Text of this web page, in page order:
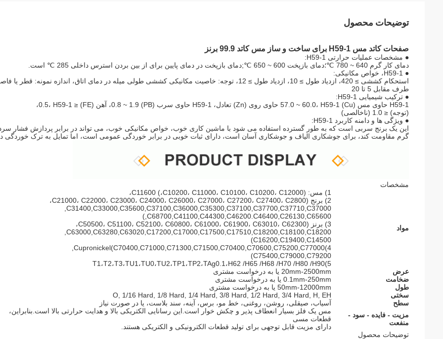
توضیحات محصول
صفحات کاتد مس H59-1 برای ساخت و ساز مس کاتد 99.9 برنز
● مشخصات عملیات حرارتی H59-1:
دمای کار گرم 640 ~ 780 ℃؛دمای بازپخت 600 ~ 650 ℃;دمای بازپخت در دمای پایین برای از بین بردن استرس داخلی 285 ℃ است.
● H59-1، خواص مکانیکی:
استحکام کششی ≥ 420، ازدیاد طول ≥ 10، ازدیاد طول ≥ 12، توجه: خاصیت مکانیکی کششی طولی میله در دمای اتاق، اندازه نمونه: قطر یا
طرف مقابل 5 تا 20
● ترکیب شیمیایی H59-1:
H59-1 حاوی مس (Cu) 57.0 ~ 60.0، H59-1 حاوی روی (Zn) تعادل، H59-1 حاوی سرب (PB) 0.8 ~ 1.9، آهن (FE) ≤ 0.5، H59-1،
(توجه) ≤ 1.0 (ناخالصی)
● ویژگی ها و دامنه کاربرد H59-1:
این یک برنج سربی است که به طور گسترده استفاده می شود با ماشین کاری خوب، خواص مکانیکی خوب، می تواند در برابر پردازش فشار
گرم مقاومت کند، برای جوشکاری الیاف و جوشکاری آسان است، دارای ثبات خوبی در برابر خوردگی عمومی است، اما تمایل به ترک خوردگی
مشخصات
مواد
1) مس: (C10200، C11000، C10100، C10200، C12000،) C11600،
2) برنج (C21000، C22000، C23000، C24000، C26000، C27000، C27200، C27400، C2800،
C31400,C33000,C35600,C37100,C36000,C35300,C37100,C37700,C37710,C37000,
C68700,C41100,C44300,C46200.C46400,C26130,C65600,)
3) برنز (C50500، C51100، C52100، C60800، C61000، C61900، C63010، C62300،
C63000,C63280,C63020,C17200,C17000,C17500,C17510,C18200,C18100,C18200,
C16200,C19400,C14500)
4)Cupronickel(C70400,C71000,C71300,C71500,C70400,C70600,C75200,C77000,
C75400,C79000,C79200)
5)T1،T2،T3،TU1،TU0،TU2،TP1،TP2،TAg0.1،H62 /H65 /H68 /H70 /H80 /H90
عرض
20mm-2500mm یا به درخواست مشتری
ضخامت
0.1mm-250mm یا به درخواست مشتری
طول
50mm-12000mm یا به درخواست مشتری
سختی
O, 1/16 Hard, 1/8 Hard, 1/4 Hard, 3/8 Hard, 1/2 Hard, 3/4 Hard, H, EH
سطح
آسیاب، صیقلی، روشن، روغنی، خط مو، برس، آینه، سند بلاست، یا در صورت نیاز
مزیت - فایده - سود -
منفعت
مس یک فلز بسیار انعطاف پذیر و چکش خوار است.این رسانایی الکتریکی بالا و هدایت حرارتی بالا است.بنابراین،
قطعات مسی
دارای مزیت قابل توجهی برای تولید قطعات الکترونیکی و الکتریکی هستند.
توضیحات محصول